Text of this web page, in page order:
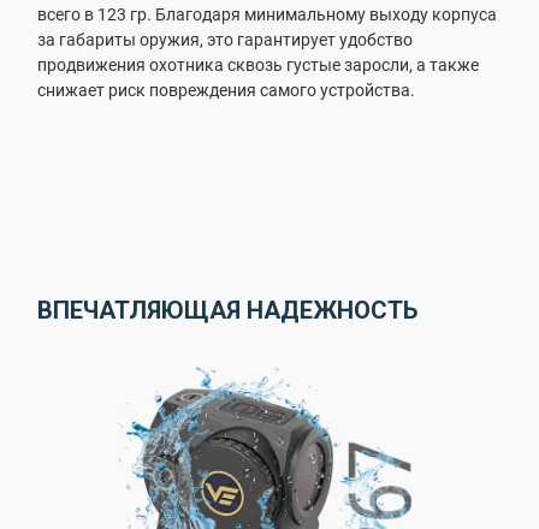
всего в 123 гр. Благодаря минимальному выходу корпуса
за габариты оружия, это гарантирует удобство
продвижения охотника сквозь густые заросли, а также
снижает риск повреждения самого устройства.
ВПЕЧАТЛЯЮЩАЯ НАДЕЖНОСТЬ